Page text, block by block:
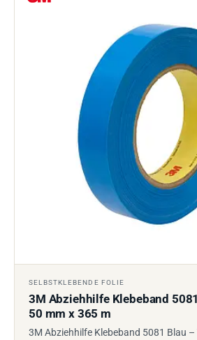
SELBSTKLEBENDE FOLIE
3M Abziehhilfe Klebeband
50 mm x 365 m
3M Abziehhilfe Klebeband 5081 Blau